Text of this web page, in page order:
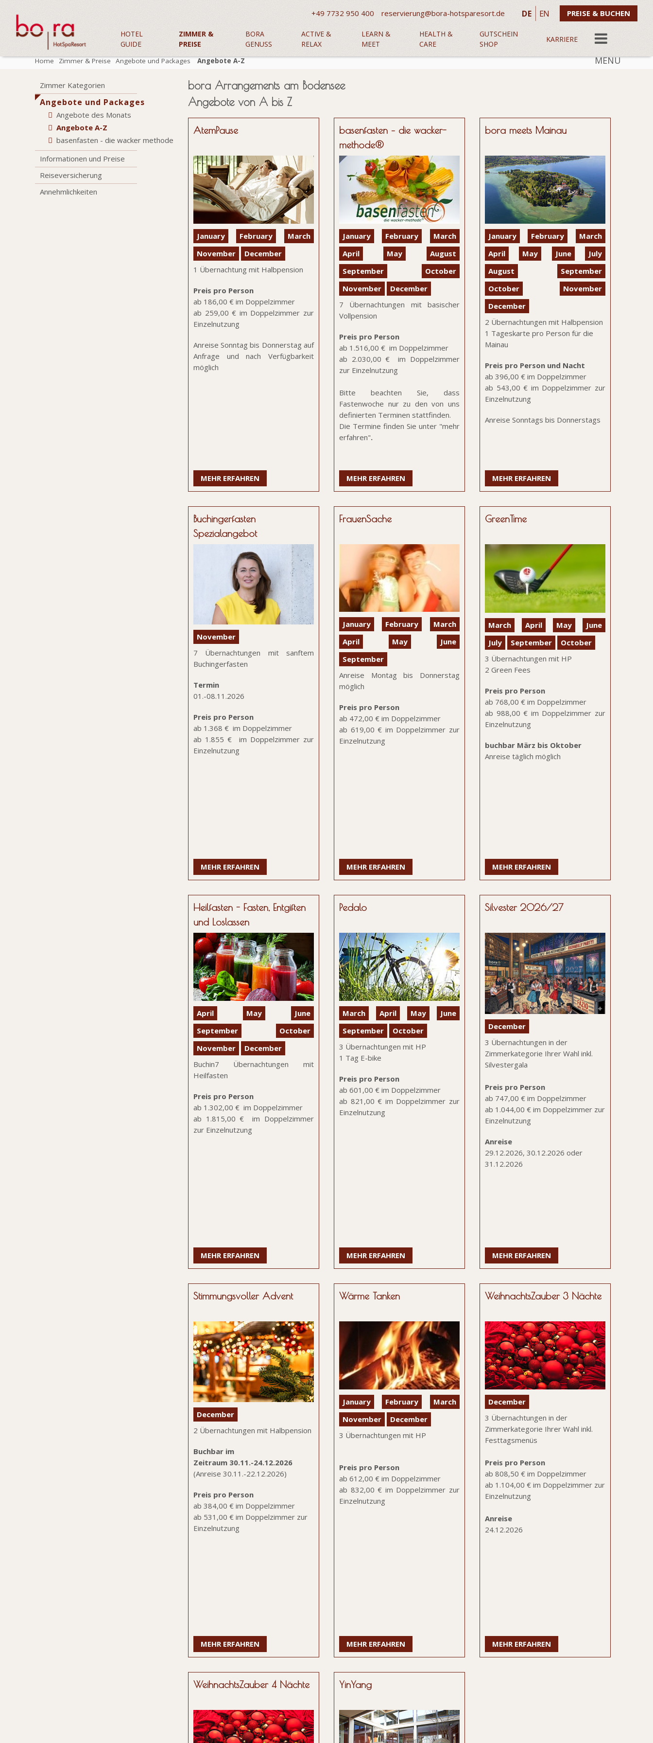
+49 7732 950 400 reservierung@bora-hotsparesort.de DE EN PREISE & BUCHEN
HOTEL
GUIDE
ZIMMER &
PREISE
BORA
GENUSS
ACTIVE &
RELAX
LEARN &
MEET
HEALTH &
CARE
GUTSCHEIN
SHOP
KARRIERE
MENU
Home Zimmer & Preise Angebote und Packages Angebote A-Z
Zimmer Kategorien
Angebote und Packages
Angebote des Monats
Angebote A-Z
basenfasten - die wacker methode
Informationen und Preise
Reiseversicherung
Annehmlichkeiten
bora Arrangements am Bodensee
Angebote von A bis Z
AtemPause
January February
March
November
December
1 Übernachtung mit Halbpension
Preis pro Person
ab 186,00 € im Doppelzimmer
ab 259,00 € im Doppelzimmer zur
Einzelnutzung
Anreise Sonntag bis Donnerstag auf
Anfrage und nach Verfügbarkeit
möglich
MEHR ERFAHREN
basenfasten – die wacker-
methode®
January February
March
April
May
August
September
October
November
December
7 Übernachtungen mit basischer
Vollpension
Preis pro Person
ab 1.516,00 € im Doppelzimmer
ab 2.030,00 € im Doppelzimmer
zur Einzelnutzung
Bitte beachten Sie, dass
Fastenwoche nur zu den von uns
definierten Terminen stattfinden.
Die Termine finden Sie unter "mehr
erfahren".
MEHR ERFAHREN
bora meets Mainau
January February
March
April
May June
July
August
September
October
November
December
2 Übernachtungen mit Halbpension
1 Tageskarte pro Person für die
Mainau
Preis pro Person und Nacht
ab 396,00 € im Doppelzimmer
ab 543,00 € im Doppelzimmer zur
Einzelnutzung
Anreise Sonntags bis Donnerstags
MEHR ERFAHREN
Buchingerfasten
Spezialangebot
November
7 Übernachtungen mit sanftem
Buchingerfasten
Termin
01.-08.11.2026
Preis pro Person
ab 1.368 € im Doppelzimmer
ab 1.855 € im Doppelzimmer zur
Einzelnutzung
MEHR ERFAHREN
FrauenSache
January February
March
April
May
June
September
Anreise Montag bis Donnerstag
möglich
Preis pro Person
ab 472,00 € im Doppelzimmer
ab 619,00 € im Doppelzimmer zur
Einzelnutzung
MEHR ERFAHREN
GreenTime
March April May
June
July
September
October
3 Übernachtungen mit HP
2 Green Fees
Preis pro Person
ab 768,00 € im Doppelzimmer
ab 988,00 € im Doppelzimmer zur
Einzelnutzung
buchbar März bis Oktober
Anreise täglich möglich
MEHR ERFAHREN
Heilfasten - Fasten, Entgiften
und Loslassen
April May
June
September
October
November
December
Buchin7 Übernachtungen mit
Heilfasten
Preis pro Person
ab 1.302,00 € im Doppelzimmer
ab 1.815,00 € im Doppelzimmer
zur Einzelnutzung
MEHR ERFAHREN
Pedalo
March April May
June
September
October
3 Übernachtungen mit HP
1 Tag E-bike
Preis pro Person
ab 601,00 € im Doppelzimmer
ab 821,00 € im Doppelzimmer zur
Einzelnutzung
MEHR ERFAHREN
Silvester 2026/27
December
3 Übernachtungen in der
Zimmerkategorie Ihrer Wahl inkl.
Silvestergala
Preis pro Person
ab 747,00 € im Doppelzimmer
ab 1.044,00 € im Doppelzimmer zur
Einzelnutzung
Anreise
29.12.2026, 30.12.2026 oder
31.12.2026
MEHR ERFAHREN
Stimmungsvoller Advent
December
2 Übernachtungen mit Halbpension
Buchbar im
Zeitraum 30.11.-24.12.2026
(Anreise 30.11.-22.12.2026)
Preis pro Person
ab 384,00 € im Doppelzimmer
ab 531,00 € im Doppelzimmer zur
Einzelnutzung
MEHR ERFAHREN
Wärme Tanken
January February
March
November
December
3 Übernachtungen mit HP
Preis pro Person
ab 612,00 € im Doppelzimmer
ab 832,00 € im Doppelzimmer zur
Einzelnutzung
MEHR ERFAHREN
WeihnachtsZauber 3 Nächte
December
3 Übernachtungen in der
Zimmerkategorie Ihrer Wahl inkl.
Festtagsmenüs
Preis pro Person
ab 808,50 € im Doppelzimmer
ab 1.104,00 € im Doppelzimmer zur
Einzelnutzung
Anreise
24.12.2026
MEHR ERFAHREN
WeihnachtsZauber 4 Nächte YinYang